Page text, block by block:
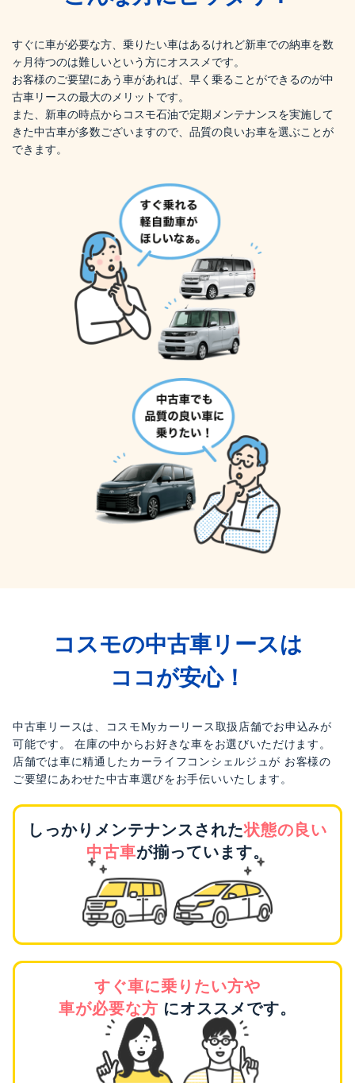
すぐに車が必要な方、乗りたい車はあるけれど新車での納車を数
ヶ月待つのは難しいという方にオススメです。
お客様のご要望にあう車があれば、早く乗ることができるのが中
古車リースの最大のメリットです。
また、新車の時点からコスモ石油で定期メンテナンスを実施して
きた中古車が多数ございますので、品質の良いお車を選ぶことが
できます。
コスモの中古車リースは
ココが安心！
中古車リースは、コスモMyカーリース取扱店舗でお申込みが
可能です。
在庫の中からお好きな車をお選びいただけます。
店舗では車に精通したカーライフコンシェルジュが お客様の
ご要望にあわせた中古車選びをお手伝いいたします。
しっかりメンテナンスされた状態の良い
中古車が揃っています。
すぐ車に乗りたい方や
車が必要な方 にオススメです。